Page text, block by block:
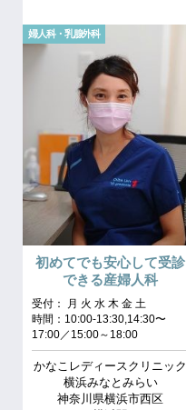
婦人科・乳腺外科
初めてでも安心して受診
できる産婦人科
受付： 月 火 水 木 金 土
時間：10:00-13:30,14:30〜
17:00／15:00～18:00
かなこレディースクリニック
横浜みなとみらい
神奈川県横浜市西区